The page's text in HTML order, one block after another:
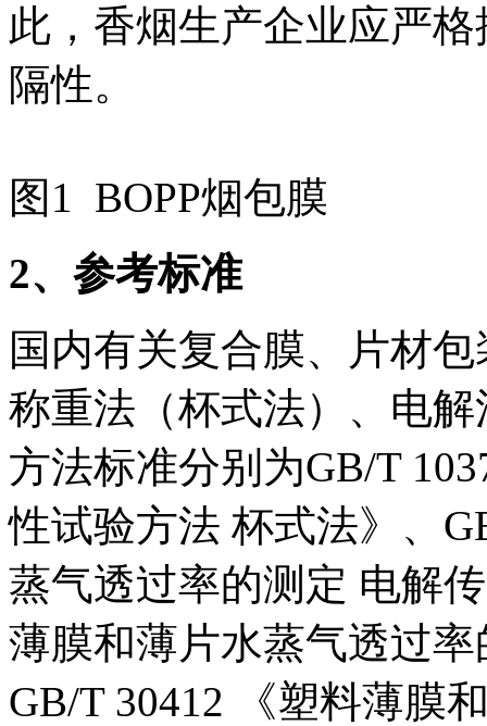
此，香烟生产企业应严
隔性。
图1 BOPP烟包膜
2、参考标准
国内有关复合膜、片材
称重法（杯式法）、电
方法标准分别为GB/T
性试验方法 杯式法》、
蒸气透过率的测定 电解
薄膜和薄片水蒸气透过
GB/T 30412 《塑料薄膜